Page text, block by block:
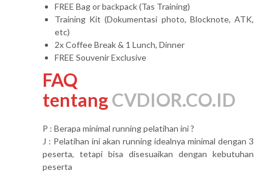
FREE Bag or backpack (Tas Training)
Training Kit (Dokumentasi photo, Blocknote, ATK,
etc)
2x Coffee Break & 1 Lunch, Dinner
FREE Souvenir Exclusive
FAQ
tentangCVDIOR.CO.ID
P : Berapa minimal running pelatihan ini ?
J : Pelatihan ini akan running idealnya minimal dengan 3
peserta, tetapi bisa disesuaikan dengan kebutuhan
peserta